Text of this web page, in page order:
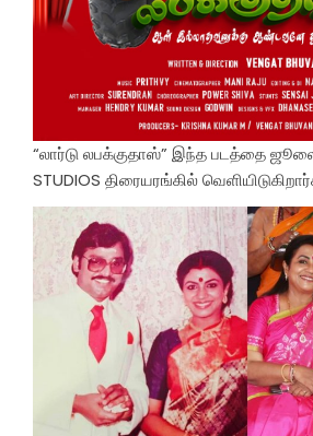
“லார்டு லபக்குதாஸ்” இந்த படத்தை
STUDIOS திரையரங்கில்